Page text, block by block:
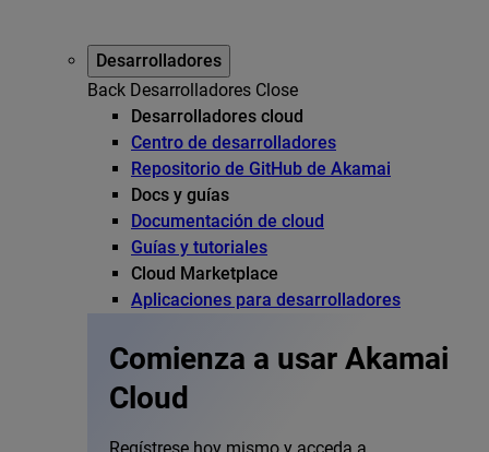
Desarrolladores
Back Desarrolladores Close
Desarrolladores cloud
Centro de desarrolladores
Repositorio de GitHub de Akamai
Docs y guías
Documentación de cloud
Guías y tutoriales
Cloud Marketplace
Aplicaciones para desarrolladores
Comienza a usar Akamai
Cloud